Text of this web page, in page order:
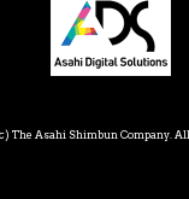
The Asahi Shimbun Company. All